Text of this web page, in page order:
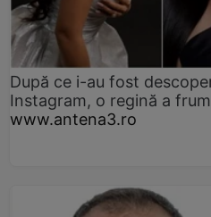
După ce i-au fost
Instagram, o regină a
www.antena3.ro